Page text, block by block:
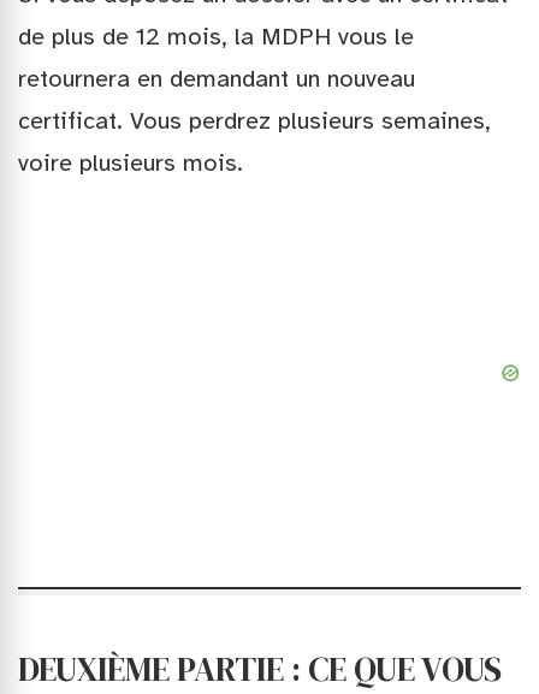
de plus de 12 mois, la MDPH vous le
retournera en demandant un nouveau
certificat. Vous perdrez plusieurs semaines,
voire plusieurs mois.
DEUXIÈME PARTIE : CE QUE VOUS